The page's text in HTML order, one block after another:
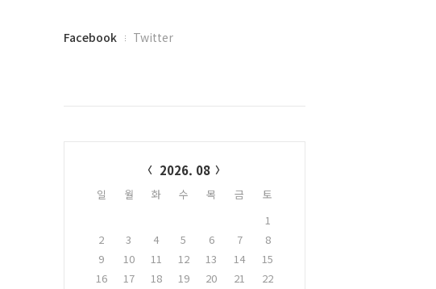
글
페
Facebook Twitter
2026. 08
일 월 화 수 목 금
토
1
2
3 4 5 6 7
8
9
10 11 12 13 14
15
16
17 18 19 20 21
22